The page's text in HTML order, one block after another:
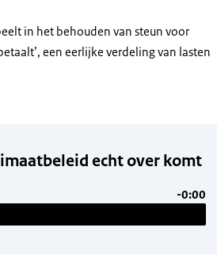
in het behouden van steun voor
een eerlijke verdeling van lasten
echt over komt
-0:00